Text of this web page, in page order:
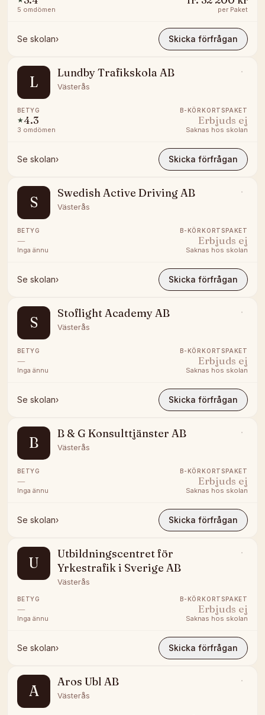
5 omdömen per Paket
Se skolan› Skicka förfrågan
L
Lundby Trafikskola AB
Västerås
BETYG
★4.3
3 omdömen
B-KÖRKORTSPAKET
Erbjuds ej
Saknas hos skolan
Se skolan› Skicka förfrågan
S
Swedish Active Driving AB
Västerås
BETYG
—
Inga ännu
B-KÖRKORTSPAKET
Erbjuds ej
Saknas hos skolan
Se skolan› Skicka förfrågan
S
Stoflight Academy AB
Västerås
BETYG
—
Inga ännu
B-KÖRKORTSPAKET
Erbjuds ej
Saknas hos skolan
Se skolan› Skicka förfrågan
B
B & G Konsulttjänster AB
Västerås
BETYG
—
Inga ännu
B-KÖRKORTSPAKET
Erbjuds ej
Saknas hos skolan
Se skolan› Skicka förfrågan
U
Utbildningscentret för
Yrkestrafik i Sverige AB
Västerås
BETYG
—
Inga ännu
B-KÖRKORTSPAKET
Erbjuds ej
Saknas hos skolan
Se skolan› Skicka förfrågan
A
Aros Ubl AB
Västerås